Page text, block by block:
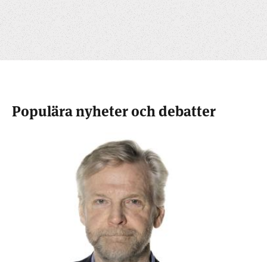
Populära nyheter och debatter